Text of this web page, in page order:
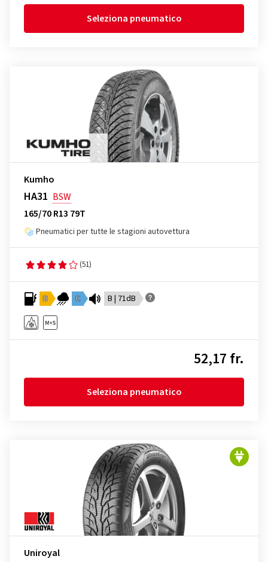
Seleziona pneumatico
Kumho
HA31 BSW
165/70 R13 79T
Pneumatici per tutte le stagioni autovettura
(51)
D C B | 71dB
52,17 fr.
Seleziona pneumatico
Uniroyal